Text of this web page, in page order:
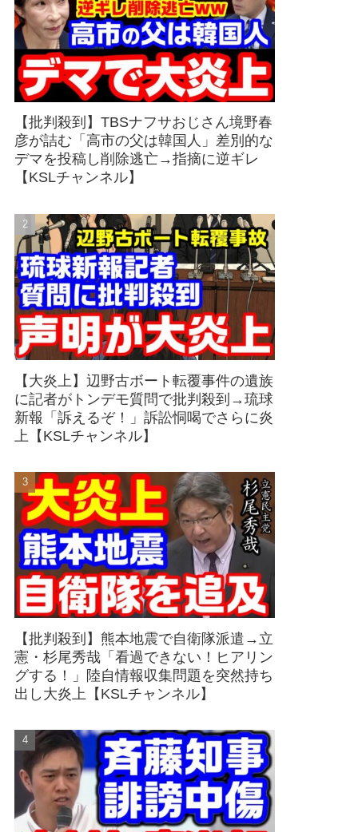
【批判殺到】TBSナフサおじさん境野春
彦が詰む「高市の父は韓国人」差別的な
デマを投稿し削除逃亡→指摘に逆ギレ
【KSLチャンネル】
【大炎上】辺野古ボート転覆事件の遺族
に記者がトンデモ質問で批判殺到→琉球
新報「訴えるぞ！」訴訟恫喝でさらに炎
上【KSLチャンネル】
【批判殺到】熊本地震で自衛隊派遣→立
憲・杉尾秀哉「看過できない！ヒアリン
グする！」陸自情報収集問題を突然持ち
出し大炎上【KSLチャンネル】